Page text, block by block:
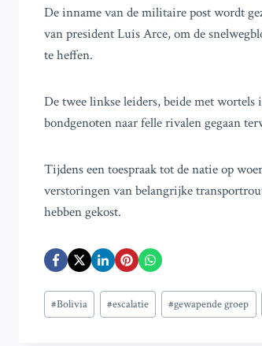
De inname van de militaire post wordt
van president Luis Arce, om de
te heffen.
De twee linkse leiders, beide met wortels
bondgenoten naar felle rivalen gegaan
Tijdens een toespraak tot de natie op
verstoringen van belangrijke
hebben gekost.
Bericht
tags:
#Bolivia #escalatie #gewapende groep